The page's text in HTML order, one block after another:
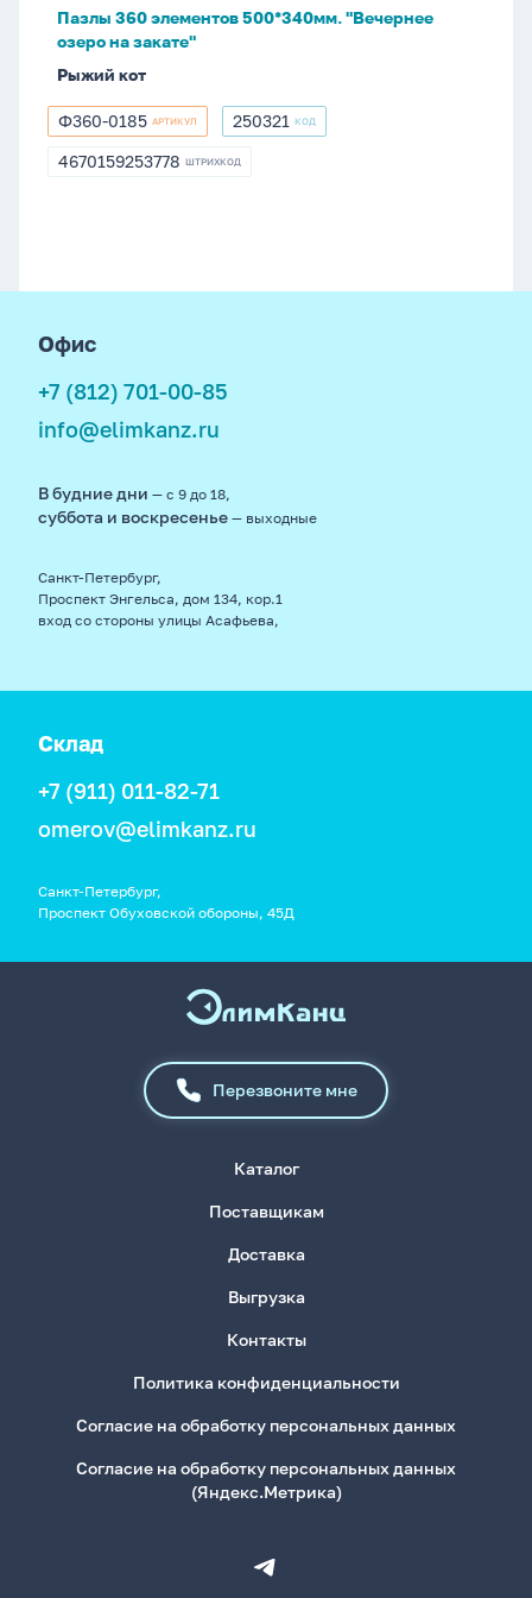
Пазлы 360 элементов 500*340мм. "Вечернее
озеро на закате"
Рыжий кот
Ф360-
0185
Ф360-0185 АРТИКУЛ 250321
250321 КОД
4670159253778
4670159253778 ШТРИХКОД
Офис
+7 (812) 701-00-85
info@elimkanz.ru
В будние дни — с 9 до 18,
суббота и воскресенье — выходные
Санкт-Петербург,
Проспект Энгельса, дом 134, кор.1
вход со стороны улицы Асафьева,
Склад
+7 (911) 011-82-71
omerov@elimkanz.ru
Санкт-Петербург,
Проспект Обуховской обороны, 45Д
Перезвоните мне
Каталог
Поставщикам
Доставка
Выгрузка
Контакты
Политика конфиденциальности
Согласие на обработку персональных данных
Согласие на обработку персональных данных
(Яндекс.Метрика)